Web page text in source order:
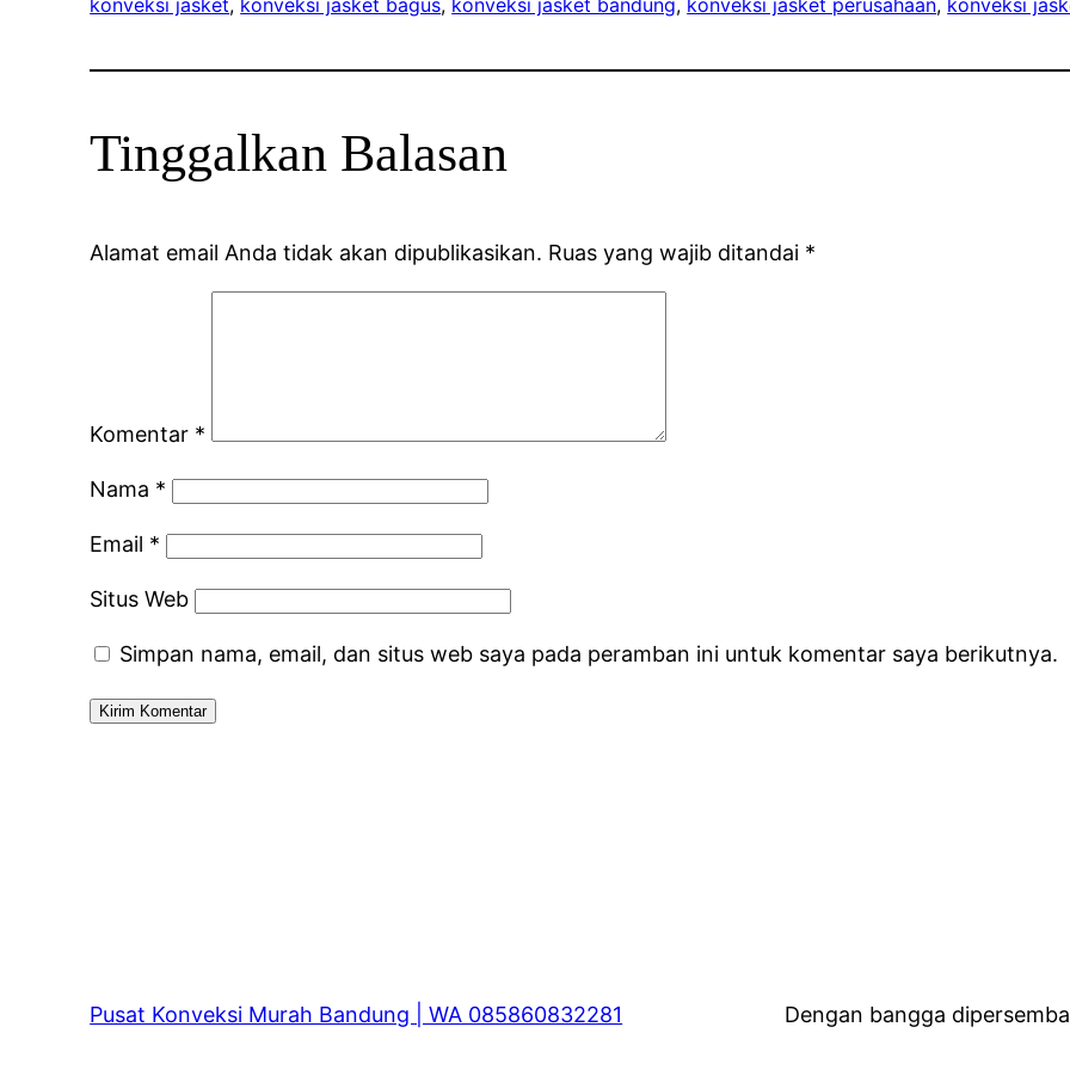
Tinggalkan Balasan
Alamat email Anda tidak akan dipublikasikan. Ruas yang wajib ditandai *
Komentar *
Nama *
Email *
Situs Web
Simpan nama, email, dan situs web saya pada peramban ini untuk komentar saya berikutnya.
Pusat Konveksi Murah Bandung | WA 085860832281 Dengan bangga